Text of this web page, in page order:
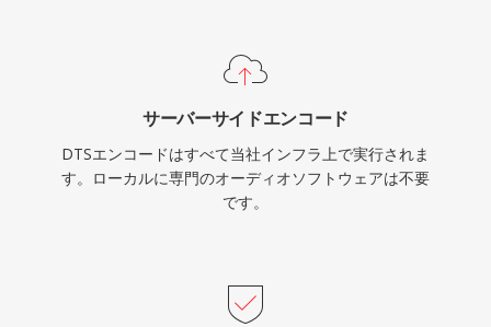
サーバーサイドエンコード
DTSエンコードはすべて当社インフラ上で実行されま
す。ローカルに専門のオーディオソフトウェアは不要
です。